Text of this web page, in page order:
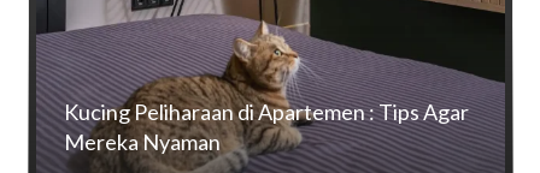
Kucing Peliharaan di Apartemen : Tips Agar
Mereka Nyaman